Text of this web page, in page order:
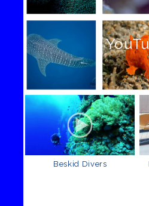
Beskid Divers